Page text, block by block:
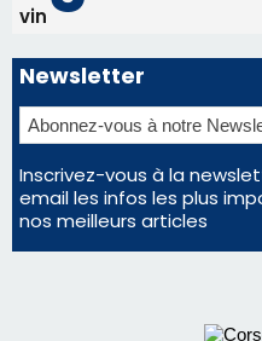
Newsletter
Inscrivez-vous à la
email les infos les plus